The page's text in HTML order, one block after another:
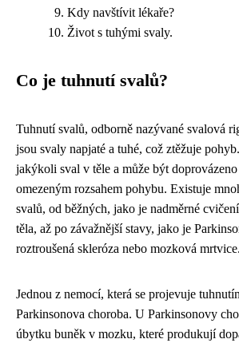
Kdy navštívit lékaře?
Život s tuhými svaly.
Co je tuhnutí svalů?
Tuhnutí svalů, odborně nazývané svalová
jsou svaly napjaté a tuhé, což ztěžuje
jakýkoli sval v těle a může být
omezeným rozsahem pohybu. Existuje
svalů, od běžných, jako je nadměrné
těla, až po závažnější stavy, jako je
roztroušená skleróza nebo mozková mrtvice.
Jednou z nemocí, která se projevuje
Parkinsonova choroba. U Parkinsonovy
úbytku buněk v mozku, které produkují